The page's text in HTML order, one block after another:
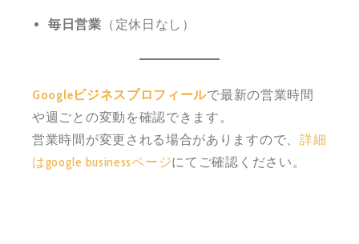
毎日営業 （定休日なし）
Googleビジネスプロフィールで最新の営業時間
や週ごとの変動を確認できます。
営業時間が変更される場合がありますので、 詳細
はgoogle businessページにてご確認ください。